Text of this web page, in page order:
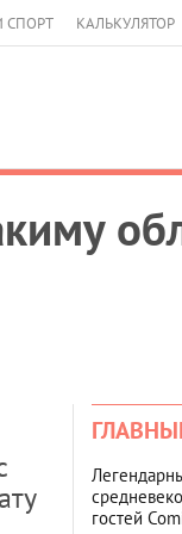
СПОРТ КАЛЬКУЛЯТОР
гостей